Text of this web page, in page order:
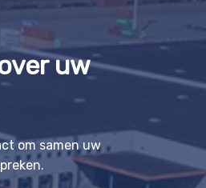
uw
om samen uw